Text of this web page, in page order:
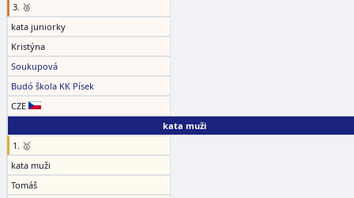
3. 🥉
kata juniorky
Kristýna
Soukupová
Budó škola KK Písek
CZE
kata muži
1. 🥇
kata muži
Tomáš